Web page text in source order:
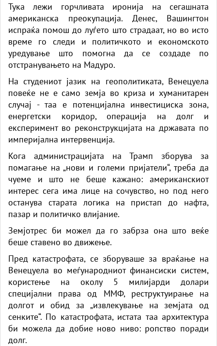
Тука лежи горчливата иронија на сегашната
американска преокупација. Денес, Вашингтон
испраќа помош до луѓето што страдаат, но во исто
време го следи и политичкото и економското
уредување што помогна да се создаде по
отстранувањето на Мадуро.
На студениот јазик на геополитиката, Венецуела
повеќе не е само земја во криза и хуманитарен
случај - таа е потенцијална инвестициска зона,
енергетски коридор, операција на долг и
експеримент во реконструкцијата на државата по
империјална интервенција.
Кога администрацијата на Трамп зборува за
помагање на „нови и големи пријатели“, треба да
чуеме и што не беше кажано: американскиот
интерес сега има лице на сочувство, но под него
останува старата логика на пристап до нафта,
пазар и политичко влијание.
Земјотрес би можел да го забрза она што веќе
беше ставено во движење.
Пред катастрофата, се зборуваше за враќање на
Венецуела во меѓународниот финансиски систем,
користење на околу 5 милијарди долари
специјални права од ММФ, реструктуирање на
долгот и обид за „извлекување на земјата од
сенките“. По катастрофата, истата таа архитектура
би можела да добие ново ниво: ропство поради
долг.